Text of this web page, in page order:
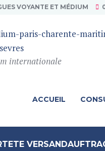
VOYANTE ET MÉDIUM
internationale
ACCUEIL